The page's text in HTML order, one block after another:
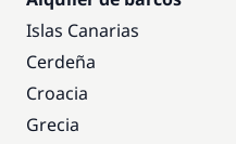
Islas Canarias
Cerdeña
Croacia
Grecia